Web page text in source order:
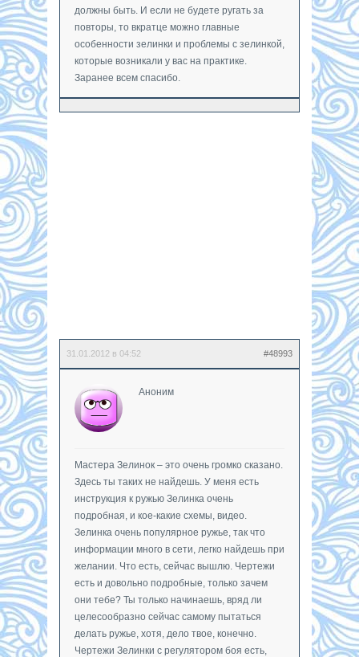
должны быть. И если не будете ругать за
повторы, то вкратце можно главные
особенности зелинки и проблемы с зелинкой,
которые возникали у вас на практике.
Заранее всем спасибо.
31.01.2012 в 04:52 #48993
Аноним
Мастера Зелинок – это очень громко сказано.
Здесь ты таких не найдешь. У меня есть
инструкция к ружью Зелинка очень
подробная, и кое-какие схемы, видео.
Зелинка очень популярное ружье, так что
информации много в сети, легко найдешь при
желании. Что есть, сейчас вышлю. Чертежи
есть и довольно подробные, только зачем
они тебе? Ты только начинаешь, вряд ли
целесообразно сейчас самому пытаться
делать ружье, хотя, дело твое, конечно.
Чертежи Зелинки с регулятором боя есть,